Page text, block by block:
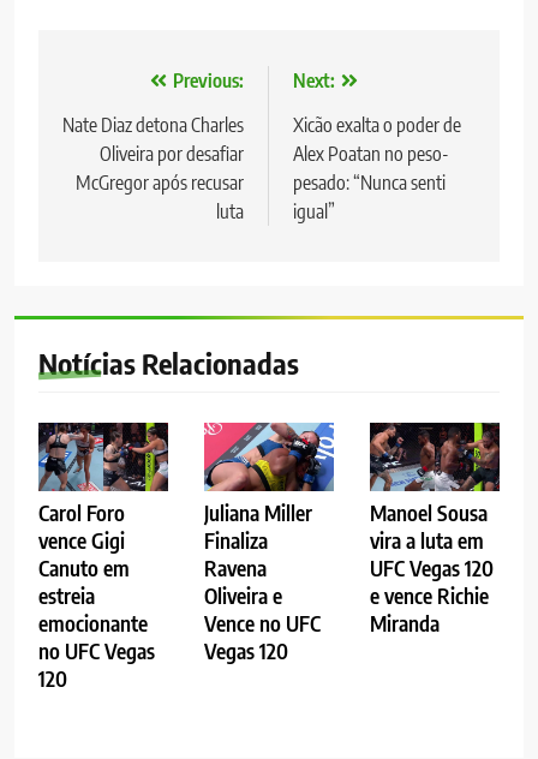
Navegação
de
Post
Previous:
Nate Diaz detona Charles
Oliveira por desafiar
McGregor após recusar
luta
Next:
Xicão exalta o poder de
Alex Poatan no peso-
pesado: “Nunca senti
igual”
Notícias Relacionadas
Carol Foro
vence Gigi
Canuto em
estreia
emocionante
no UFC Vegas
120
Juliana Miller
Finaliza
Ravena
Oliveira e
Vence no UFC
Vegas 120
Manoel Sousa
vira a luta em
UFC Vegas 120
e vence Richie
Miranda